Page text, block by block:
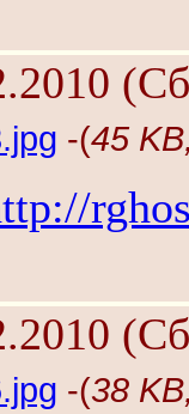
-(45
-(38